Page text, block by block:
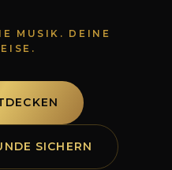
MUSIK. DEINE
SICHERN